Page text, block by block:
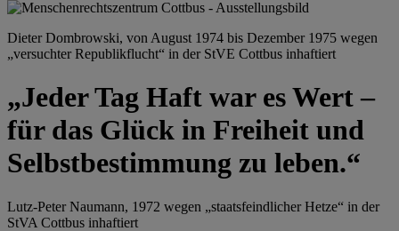
Dieter Dombrowski, von August 1974 bis Dezember 1975 wegen
„versuchter Republikflucht“ in der StVE Cottbus inhaftiert
„Jeder Tag Haft war es Wert –
für das Glück in Freiheit und
Selbstbestimmung zu leben.“
Lutz-Peter Naumann, 1972 wegen „staatsfeindlicher Hetze“ in der
StVA Cottbus inhaftiert